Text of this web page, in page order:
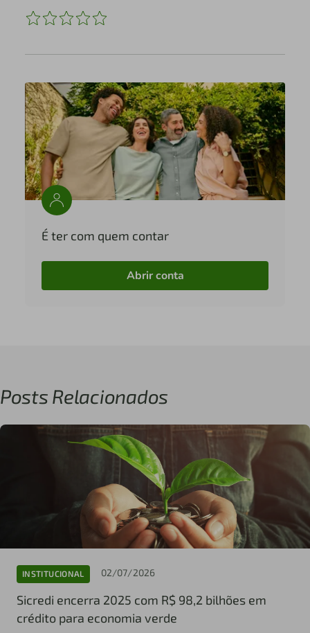
É ter com quem contar
Abrir conta
Posts Relacionados
INSTITUCIONAL 02/07/2026
Sicredi encerra 2025 com R$ 98,2 bilhões em
crédito para economia verde